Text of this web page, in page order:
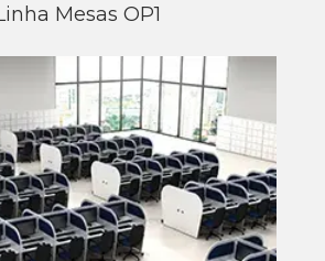
Mesas OP1